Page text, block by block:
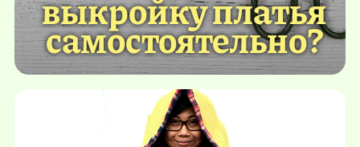
самостоятельно?